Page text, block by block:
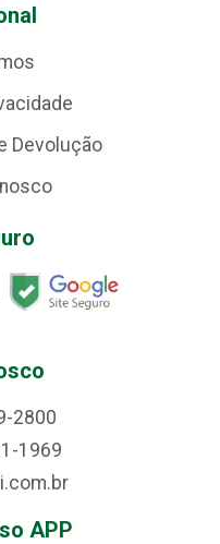
Devolução
2800
1969
APP